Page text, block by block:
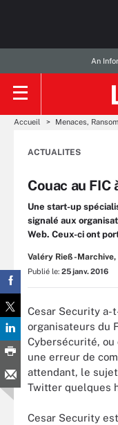
An
Accueil Menaces,
ACTUALITES
Couac au FIC
Une start-up
signalé aux
Web. Ceux-ci ont
Valéry Rieß-Marchive,
Publié le: 25 janv. 2016
Cesar Security a-
organisateurs du
Cybersécurité,
une erreur de
attendant, le
Twitter quelques
Cesar Security